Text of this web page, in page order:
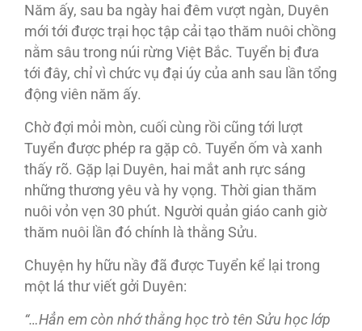
Năm ấy, sau ba ngày hai đêm vượt ngàn, Duyên
mới tới được trại học tập cải tạo thăm nuôi chồng
nằm sâu trong núi rừng Việt Bắc. Tuyển bị đưa
tới đây, chỉ vì chức vụ đại úy của anh sau lần tổng
động viên năm ấy.
Chờ đợi mỏi mòn, cuối cùng rồi cũng tới lượt
Tuyển được phép ra gặp cô. Tuyển ốm và xanh
thấy rõ. Gặp lại Duyên, hai mắt anh rực sáng
những thương yêu và hy vọng. Thời gian thăm
nuôi vỏn vẹn 30 phút. Người quản giáo canh giờ
thăm nuôi lần đó chính là thằng Sửu.
Chuyện hy hữu nầy đã được Tuyển kể lại trong
một lá thư viết gởi Duyên:
“…Hẳn em còn nhớ thằng học trò tên Sửu học lớp